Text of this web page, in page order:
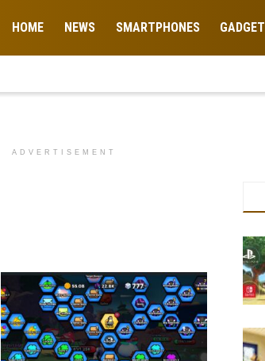
HOME NEWS SMARTPHONES GADGET
ADVERTISEMENT